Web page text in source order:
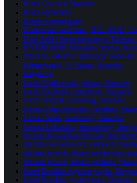
Hotel Gwarek Staszów
Hotel Rytwiany
Hotele i pensjonaty
Hurtownia wod-kan „BEL-POL”
Huta Szkła Gospodarczego
HYDROMIR Mirosław Wyraz,
INSTAL-MONT Instalacje Wod-
Klimatyzacji, S. Skuza, Staszów
Instytucje
Jacek Fijałkowski, lekarz, Staszów
Jacek Kiełtucki, internista, Staszów
Jacek Wójcik, neurolog, Staszów
Janina Zajączkowska, okulista,
Janusz Janik, kardiolog, Staszów
Janusz Lubaszka, stomatolog,
Joanna Kowalska-Brocka,
Jolanta Gorostowicz, ortopeda
Jolanta Jeczeń, lekarz medycyny
Jolanta Jeczeń, lekarz pediatra,
Józef Brodzki Agroturystyka,
Józef Brodzki, weterynarz, Bogoria